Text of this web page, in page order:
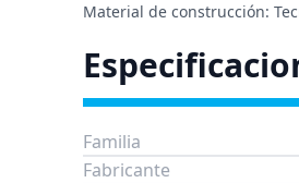
Material de construcción:
Familia
Fabricante